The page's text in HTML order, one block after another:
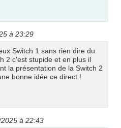
à 23:29
Switch 1 sans rien dire du
2 c'est stupide et en plus il
la présentation de la Switch 2
bonne idée ce direct !
à 22:43